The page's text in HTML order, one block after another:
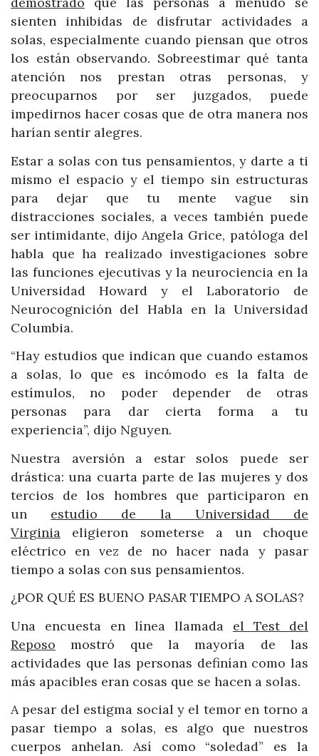
sienten inhibidas de disfrutar actividades a
solas, especialmente cuando piensan que otros
los están observando. Sobreestimar qué tanta
atención nos prestan otras personas, y
preocuparnos por ser juzgados, puede
impedirnos hacer cosas que de otra manera nos
harían sentir alegres.
Estar a solas con tus pensamientos, y darte a ti
mismo el espacio y el tiempo sin estructuras
para dejar que tu mente vague sin
distracciones sociales, a veces también puede
ser intimidante, dijo Angela Grice, patóloga del
habla que ha realizado investigaciones sobre
las funciones ejecutivas y la neurociencia en la
Universidad Howard y el Laboratorio de
Neurocognición del Habla en la Universidad
Columbia.
“Hay estudios que indican que cuando estamos
a solas, lo que es incómodo es la falta de
estímulos, no poder depender de otras
personas para dar cierta forma a tu
experiencia”, dijo Nguyen.
Nuestra aversión a estar solos puede ser
drástica: una cuarta parte de las mujeres y dos
tercios de los hombres que participaron en
un estudio de la Universidad de
Virginia eligieron someterse a un choque
eléctrico en vez de no hacer nada y pasar
tiempo a solas con sus pensamientos.
¿POR QUÉ ES BUENO PASAR TIEMPO A SOLAS?
Una encuesta en línea llamada el Test del
Reposo mostró que la mayoría de las
actividades que las personas definían como las
más apacibles eran cosas que se hacen a solas.
A pesar del estigma social y el temor en torno a
pasar tiempo a solas, es algo que nuestros
cuerpos anhelan. Así como “soledad” es la